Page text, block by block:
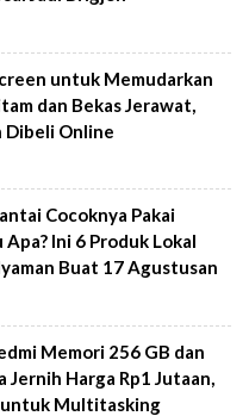
untuk Memudarkan
dan Bekas Jerawat,
Dibeli Online
Cocoknya Pakai
Apa? Ini 6 Produk Lokal
Buat 17 Agustusan
Memori 256 GB dan
Jernih Harga Rp1 Jutaan,
untuk Multitasking